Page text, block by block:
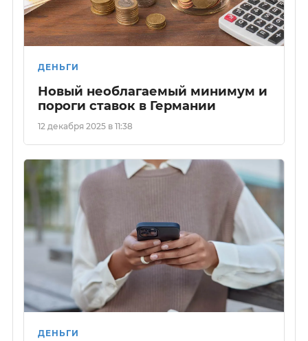
ДЕНЬГИ
Новый необлагаемый минимум и
пороги ставок в Германии
12 декабря 2025 в 11:38
ДЕНЬГИ